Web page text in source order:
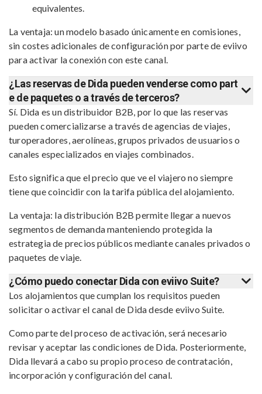
equivalentes.
La ventaja: un modelo basado únicamente en comisiones,
sin costes adicionales de configuración por parte de eviivo
para activar la conexión con este canal.
¿Las reservas de Dida pueden venderse como part
e de paquetes o a través de terceros?
Sí. Dida es un distribuidor B2B, por lo que las reservas
pueden comercializarse a través de agencias de viajes,
turoperadores, aerolíneas, grupos privados de usuarios o
canales especializados en viajes combinados.
Esto significa que el precio que ve el viajero no siempre
tiene que coincidir con la tarifa pública del alojamiento.
La ventaja: la distribución B2B permite llegar a nuevos
segmentos de demanda manteniendo protegida la
estrategia de precios públicos mediante canales privados o
paquetes de viaje.
¿Cómo puedo conectar Dida con eviivo Suite?
Los alojamientos que cumplan los requisitos pueden
solicitar o activar el canal de Dida desde eviivo Suite.
Como parte del proceso de activación, será necesario
revisar y aceptar las condiciones de Dida. Posteriormente,
Dida llevará a cabo su propio proceso de contratación,
incorporación y configuración del canal.